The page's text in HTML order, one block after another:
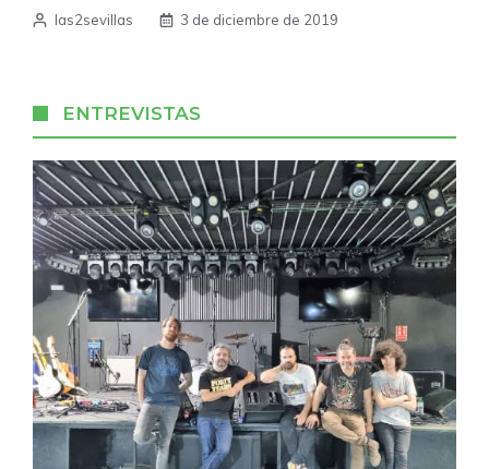
las2sevillas 3 de diciembre de 2019
ENTREVISTAS